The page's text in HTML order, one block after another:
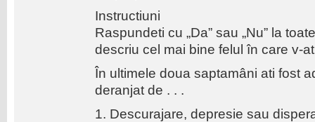
Instructiuni
Raspundeti cu „Da” sau „Nu” la
descriu cel mai bine felul în care v-
În ultimele doua saptamâni ati fost
deranjat de . . .
1. Descurajare, depresie sau